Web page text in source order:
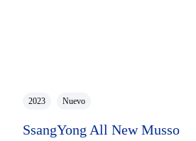
2023 Nuevo
SsangYong All New Musso